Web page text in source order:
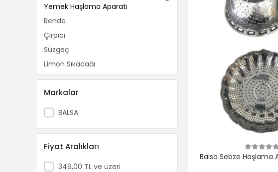
Yemek Haşlama Aparatı
Rende
Çırpıcı
Süzgeç
Limon Sıkacağı
Kesme Tahtası
Meyve & Sebze Sıkacağı
Kevgir
Patates Ezici
Patates Dilimleyici
Elek
Markalar
BALSA
Fiyat Aralıkları
349,00 TL ve üzeri
Balsa Sebze Haşlama